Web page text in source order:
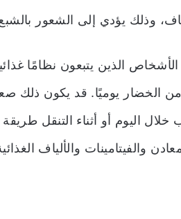
وذلك يؤدي إلى الشعور
الأشخاص الذين يتبعون نظامًا
من الخضار يوميًا. قد يكون ذلك
اليوم أو أثناء التنقل
والفيتامينات والألياف